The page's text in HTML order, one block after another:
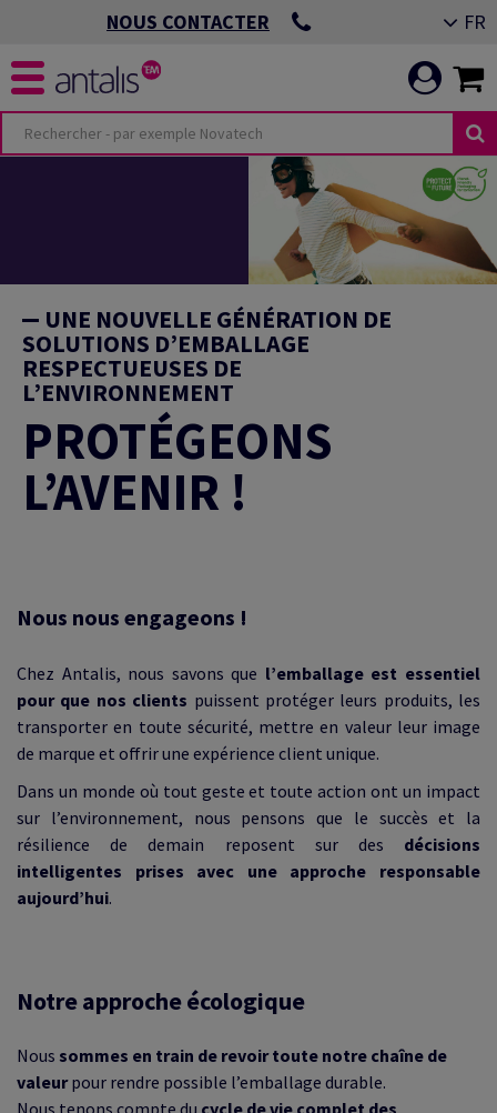
NOUS CONTACTER FR
UNE NOUVELLE GÉNÉRATION DE
SOLUTIONS D’EMBALLAGE
RESPECTUEUSES DE
L’ENVIRONNEMENT
PROTÉGEONS
L’AVENIR !
Nous nous engageons !
Chez Antalis, nous savons que l’emballage est essentiel
pour que nos clients puissent protéger leurs produits, les
transporter en toute sécurité, mettre en valeur leur image
de marque et offrir une expérience client unique.
Dans un monde où tout geste et toute action ont un impact
sur l’environnement, nous pensons que le succès et la
résilience de demain reposent sur des décisions
intelligentes prises avec une approche responsable
aujourd’hui.
Notre approche écologique
Nous sommes en train de revoir toute notre chaîne de
valeurpour rendre possible l’emballage durable.